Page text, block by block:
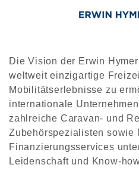
Die Vision der Erwin
weltweit einzigartige
Mobilitätserlebnisse zu
internationale
zahlreiche Caravan- und
Zubehörspezialisten sowie
Finanzierungsservices
Leidenschaft und Know-